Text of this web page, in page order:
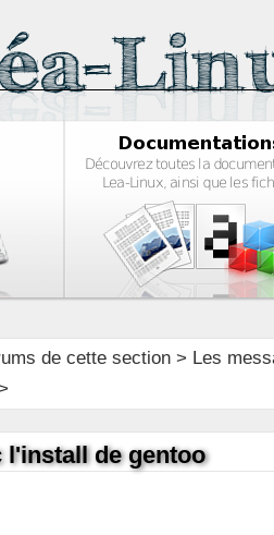
de cette section> Les
l'install de gentoo